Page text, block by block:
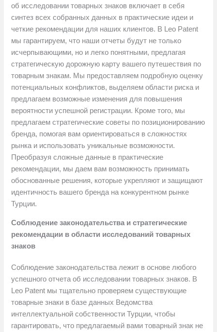
об исследовании товарных знаков включает в себя
синтез всех собранных данных в практические идеи и
четкие рекомендации для наших клиентов. В Leo Patent
мы гарантируем, что наши отчеты будут не только
исчерпывающими, но и легко понятными, предлагая
стратегическую дорожную карту вашего путешествия по
товарным знакам. Мы предоставляем подробную оценку
потенциальных конфликтов, выделяем области риска и
предлагаем возможные изменения для повышения
вероятности успешной регистрации. Кроме того, мы
предлагаем стратегические советы по позиционированию
бренда, помогая вам ориентироваться в сложностях
рынка и использовать уникальные возможности.
Преобразуя сложные данные в практические
рекомендации, мы даем вам возможность принимать
обоснованные решения, которые укрепляют и защищают
идентичность вашего бренда на конкурентном рынке
Турции.
Соблюдение законодательства и стратегические
рекомендации в области исследований товарных
знаков
Соблюдение законодательства лежит в основе любого
успешного отчета об исследовании товарных знаков. В
Leo Patent мы тщательно проверяем существующие
товарные знаки в базе данных Ведомства
интеллектуальной собственности Турции, чтобы
гарантировать, что предлагаемый вами товарный знак не